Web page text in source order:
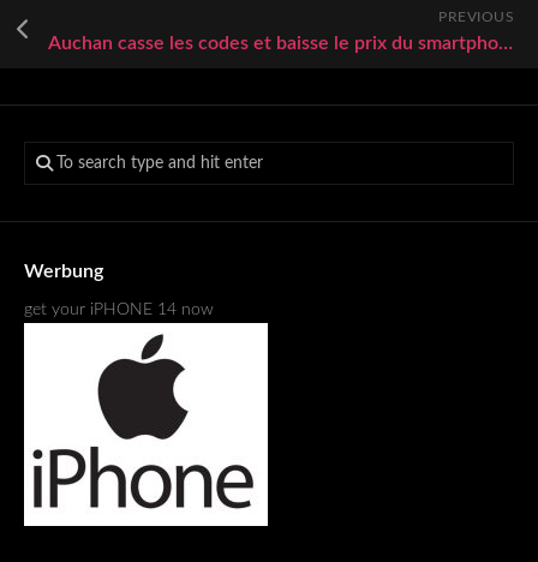
PREVIOUS
Auchan casse les codes et baisse le prix du smartphone Google Pixel 9A
Werbung
get your iPHONE 14 now